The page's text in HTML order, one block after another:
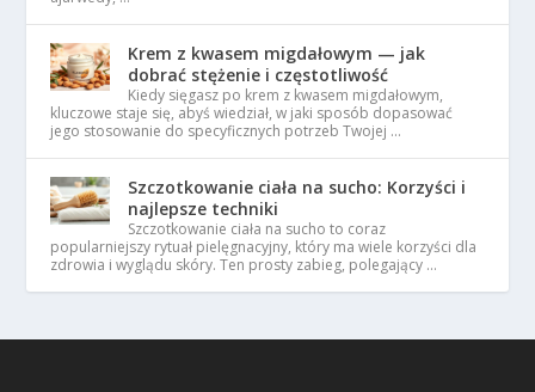
Krem z kwasem migdałowym — jak
dobrać stężenie i częstotliwość
Kiedy sięgasz po krem z kwasem migdałowym,
kluczowe staje się, abyś wiedział, w jaki sposób dopasować
jego stosowanie do specyficznych potrzeb Twojej …
Szczotkowanie ciała na sucho: Korzyści i
najlepsze techniki
Szczotkowanie ciała na sucho to coraz
popularniejszy rytuał pielęgnacyjny, który ma wiele korzyści dla
zdrowia i wyglądu skóry. Ten prosty zabieg, polegający …